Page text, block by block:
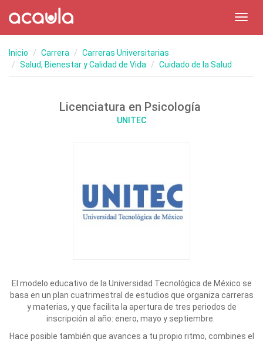
Inicio Carrera
Carreras Universitarias
Salud, Bienestar y Calidad de Vida
Cuidado de la Salud
Licenciatura en Psicología
UNITEC
El modelo educativo de la Universidad Tecnológica de México se
basa en un plan cuatrimestral de estudios que organiza carreras
y materias, y que facilita la apertura de tres periodos de
inscripción al año: enero, mayo y septiembre.
Hace posible también que avances a tu propio ritmo, combines el